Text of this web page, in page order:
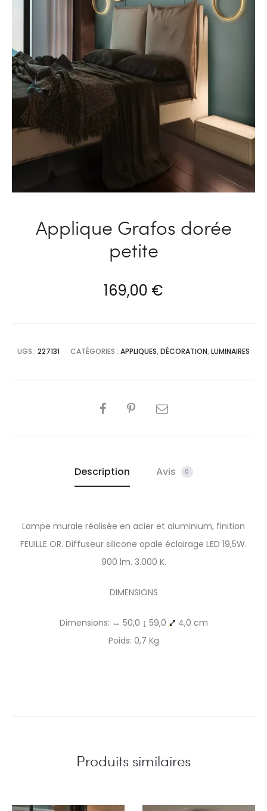
Applique Grafos dorée
petite
169,00 €
UGS : 227131 CATÉGORIES : APPLIQUES, DÉCORATION, LUMINAIRES
PARTAGER
Description Avis 0
Lampe murale réalisée en acier et aluminium, finition
FEUILLE OR. Diffuseur silicone opale éclairage LED 19,5W.
900 lm. 3.000 K.
DIMENSIONS
Dimensions: ↔ 50,0 ↨ 59,0
4,0 cm
Poids: 0,7 Kg
Produits similaires